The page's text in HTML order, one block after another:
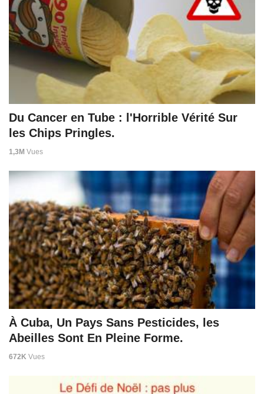
Du Cancer en Tube : l'Horrible Vérité Sur
les Chips Pringles.
1,3M Vues
À Cuba, Un Pays Sans Pesticides, les
Abeilles Sont En Pleine Forme.
672K Vues